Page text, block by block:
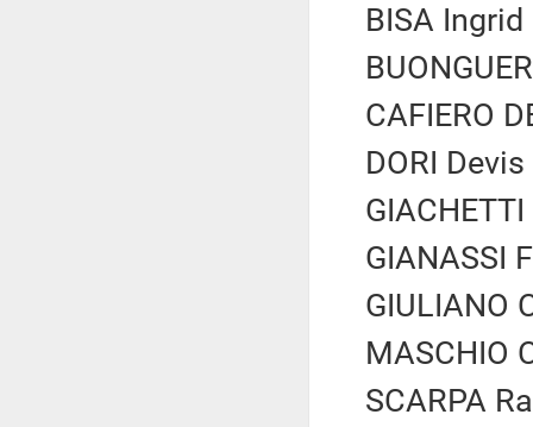
BISA
CAFIERO
DORI
GIANASSI
GIULIANO
MASCHIO
SCARPA